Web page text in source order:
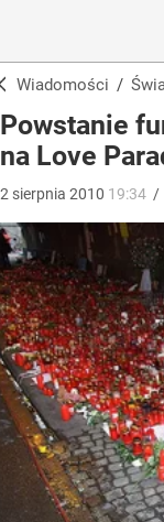
Wiadomości /
Powstanie
na Love
2 sierpnia 2010 19:34 /